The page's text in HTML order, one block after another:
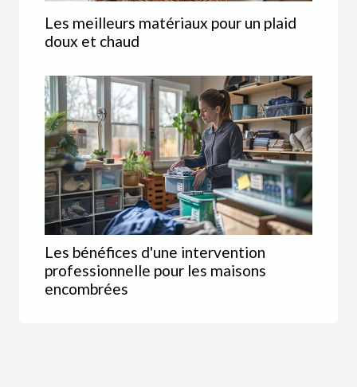
Les meilleurs matériaux pour un plaid
doux et chaud
Les bénéfices d'une intervention
professionnelle pour les maisons
encombrées